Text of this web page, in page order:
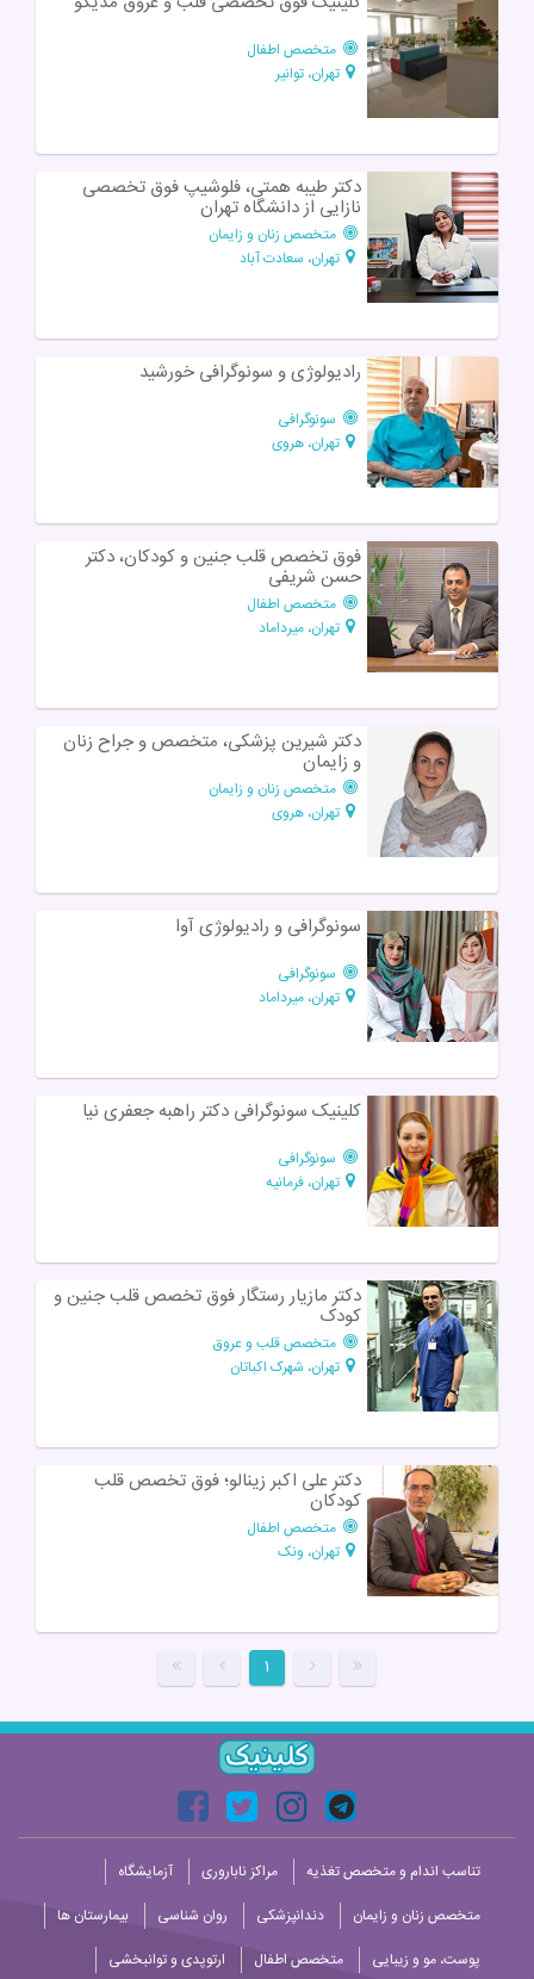
متخصص اطفال
تهران، توانیر
دکتر طیبه همتی، فلوشیپ فوق تخصصی
نازایی از دانشگاه تهران
متخصص زنان و زایمان
تهران، سعادت آباد
رادیولوژی و سونوگرافی خورشید
سونوگرافی
تهران، هروی
فوق تخصص قلب جنین و کودکان، دکتر
حسن شریفی
متخصص اطفال
تهران، میرداماد
دکتر شیرین پزشکی، متخصص و جراح زنان
و زایمان
متخصص زنان و زایمان
تهران، هروی
سونوگرافی و رادیولوژی آوا
سونوگرافی
تهران، میرداماد
کلینیک سونوگرافی دکتر راهبه جعفری نیا
سونوگرافی
تهران، فرمانیه
دکتر مازیار رستگار فوق تخصص قلب جنین و
کودک
متخصص قلب و عروق
تهران، شهرک اکباتان
دکتر علی اکبر زینالو؛ فوق تخصص قلب
کودکان
متخصص اطفال
تهران، ونک
۱
تناسب اندام و متخصص تغذیه مراکز ناباروری
آزمایشگاه
متخصص زنان و زایمان
دندانپزشکی روان شناسی
بیمارستان ها
پوست، مو و زیبایی
متخصص اطفال ارتوپدی و توانبخشی